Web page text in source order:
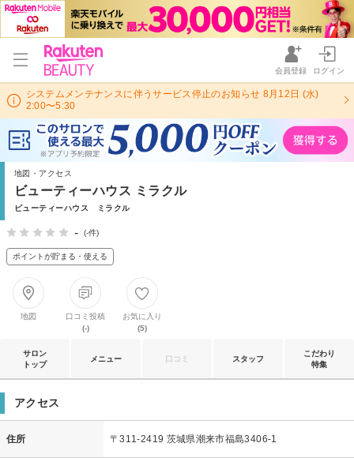
会員登録 ログイン
システムメンテナンスに伴うサービス停止のお知らせ 8月12日 (水)
2:00〜5:30
地図・アクセス
ビューティーハウス ミラクル
ビューティーハウス ミラクル
- (-件)
ポイントが貯まる・使える
地図
口コミ投稿
(-)
お気に入り
(5)
サロン
トップ
メニュー 口コミ スタッフ
こだわり
特集
アクセス
住所 〒311-2419 茨城県潮来市福島3406-1